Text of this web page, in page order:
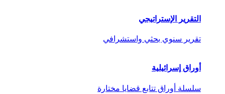
التقرير الإستراتيجي
تقرير سنوي بحثي واستشرافي
أوراق إسرائيلية
سلسلة أوراق تتابع قضايا مختارة